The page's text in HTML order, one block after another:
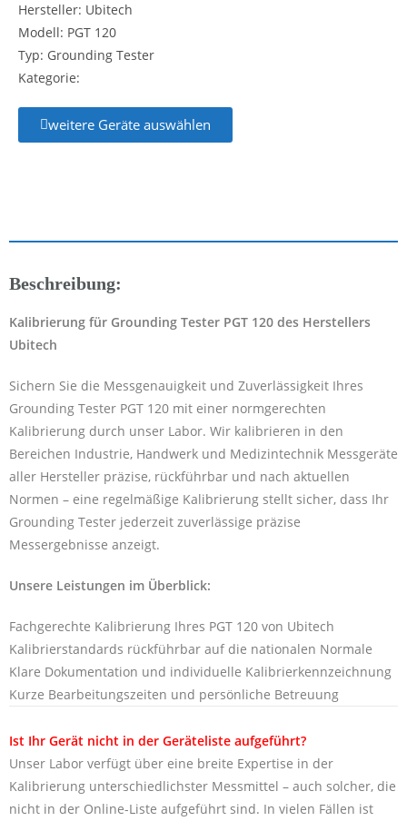
Hersteller: Ubitech
Modell: PGT 120
Typ: Grounding Tester
Kategorie:
weitere Geräte auswählen
Beschreibung:
Kalibrierung für Grounding Tester PGT 120 des Herstellers
Ubitech
Sichern Sie die Messgenauigkeit und Zuverlässigkeit Ihres
Grounding Tester PGT 120 mit einer normgerechten
Kalibrierung durch unser Labor. Wir kalibrieren in den
Bereichen Industrie, Handwerk und Medizintechnik Messgeräte
aller Hersteller präzise, rückführbar und nach aktuellen
Normen – eine regelmäßige Kalibrierung stellt sicher, dass Ihr
Grounding Tester jederzeit zuverlässige präzise
Messergebnisse anzeigt.
Unsere Leistungen im Überblick:
Fachgerechte Kalibrierung Ihres PGT 120 von Ubitech
Kalibrierstandards rückführbar auf die nationalen Normale
Klare Dokumentation und individuelle Kalibrierkennzeichnung
Kurze Bearbeitungszeiten und persönliche Betreuung
Ist Ihr Gerät nicht in der Geräteliste aufgeführt?
Unser Labor verfügt über eine breite Expertise in der
Kalibrierung unterschiedlichster Messmittel – auch solcher, die
nicht in der Online-Liste aufgeführt sind. In vielen Fällen ist